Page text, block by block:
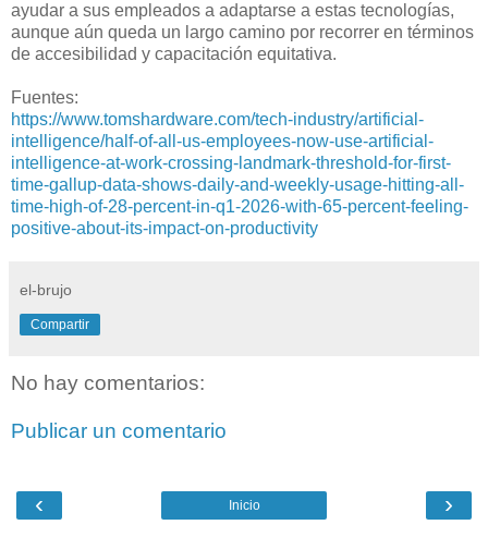
ayudar a sus empleados a adaptarse a estas tecnologías,
aunque aún queda un largo camino por recorrer en términos
de accesibilidad y capacitación equitativa.
Fuentes:
https://www.tomshardware.com/tech-industry/artificial-
intelligence/half-of-all-us-employees-now-use-artificial-
intelligence-at-work-crossing-landmark-threshold-for-first-
time-gallup-data-shows-daily-and-weekly-usage-hitting-all-
time-high-of-28-percent-in-q1-2026-with-65-percent-feeling-
positive-about-its-impact-on-productivity
el-brujo
Compartir
No hay comentarios:
Publicar un comentario
‹ ›
Inicio